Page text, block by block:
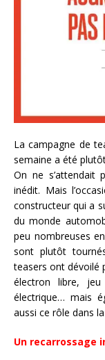
La campagne de
semaine a été
On ne s’attendait
inédit. Mais
constructeur qui a
du monde
peu nombreuses
sont plutôt
teasers ont dévoilé
électron libre,
électrique… mais
aussi ce rôle dans
Un recarrossage